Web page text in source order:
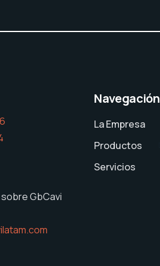
GbCavi
Navegación
La Empresa
Productos
Servicios